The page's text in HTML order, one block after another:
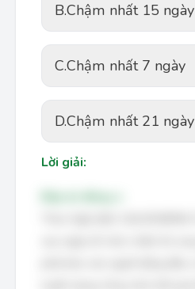
B.Chậm nhất 15 ngày
C.Chậm nhất 7 ngày
D.Chậm nhất 21 ngày
Lời giải: